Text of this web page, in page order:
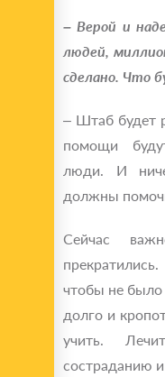
– Верой и
людей,
сделано. Что
– Штаб будет
помощи
люди. И
должны
Сейчас
чтобы не
долго и
учить.
состраданию